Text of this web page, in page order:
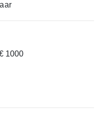
1000